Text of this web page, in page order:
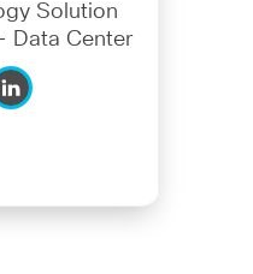
Solution
Data Center